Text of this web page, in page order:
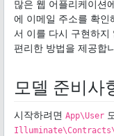
많은 웹 어플리케이션
에 이메일 주소를 확인
서 이를 다시 구현하지
편리한 방법을 제공합
모델 준비사
시작하려면 App\User